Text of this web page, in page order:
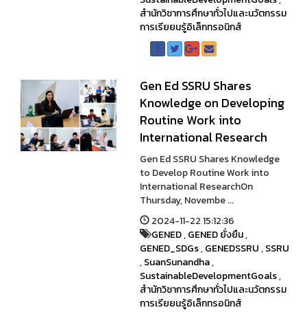
สำนักวิชาการศึกษาทั่วไปและนวัตกรรม
การเรียยนรู้อิเล็กทรอนิกส์
Gen Ed SSRU Shares
Knowledge on Developing
Routine Work into
International Research
Gen Ed SSRU Shares Knowledge
to Develop Routine Work into
International ResearchOn
Thursday, Novembe ...
2024-11-22 15:12:36
GENED,GENED ยั่งยืน,
GENED_SDGs,GENEDSSRU,SSRU
,SuanSunandha,
SustainableDevelopmentGoals,
สำนักวิชาการศึกษาทั่วไปและนวัตกรรม
การเรียยนรู้อิเล็กทรอนิกส์